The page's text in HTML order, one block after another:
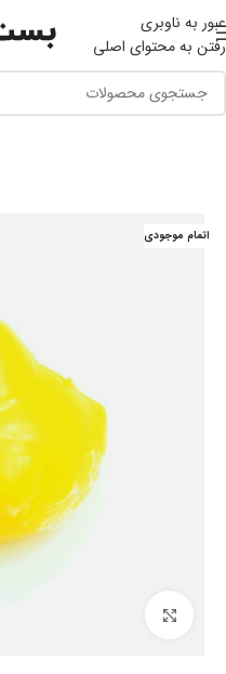
عبور به ناوبری
رفتن به محتوای اصلی
اتمام موجودی